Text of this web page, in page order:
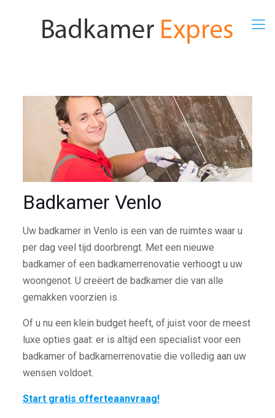
Badkamer Venlo
Uw badkamer in Venlo is een van de ruimtes waar u
per dag veel tijd doorbrengt. Met een nieuwe
badkamer of een badkamerrenovatie verhoogt u uw
woongenot. U creëert de badkamer die van alle
gemakken voorzien is.
Of u nu een klein budget heeft, of juist voor de meest
luxe opties gaat: er is altijd een specialist voor een
badkamer of badkamerrenovatie die volledig aan uw
wensen voldoet.
Start gratis offerteaanvraag!